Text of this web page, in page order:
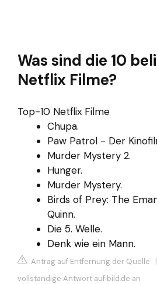
Was sind die 10
Netflix Filme?
Top-10 Netflix Filme
Chupa.
Paw Patrol - Der
Murder Mystery 2.
Hunger.
Murder Mystery.
Birds of Prey: The
Quinn.
Die 5. Welle.
Denk wie ein Mann.
Antrag auf Entfernung der Quelle |
vollständige Antwort auf bild.de an